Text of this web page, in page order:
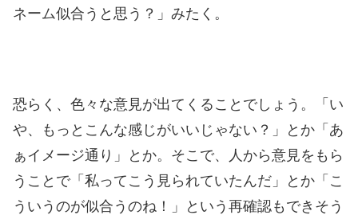
ネーム似合うと思う？」みたく。
恐らく、色々な意見が出てくることでしょう。「い
や、もっとこんな感じがいいじゃない？」とか「あ
ぁイメージ通り」とか。そこで、人から意見をもら
うことで「私ってこう見られていたんだ」とか「こ
ういうのが似合うのね！」という再確認もできそう